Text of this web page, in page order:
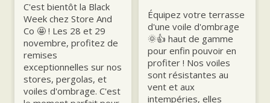
C'est bientôt la Black
Week chez Store And
Co 🤩 ! Les 28 et 29
novembre, profitez de
remises
exceptionnelles sur nos
stores, pergolas, et
voiles d'ombrage. C'est
Équipez votre terrasse
d'une voile d'ombrage
🌞👍 haut de gamme
pour enfin pouvoir en
profiter ! Nos voiles
sont résistantes au
vent et aux
intempéries, elles